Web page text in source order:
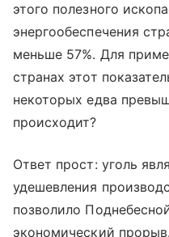
этого полезного
энергообеспечения
меньше 57%. Для
странах этот
некоторых едва
происходит?
Ответ прост: уголь
удешевления
позволило
экономический